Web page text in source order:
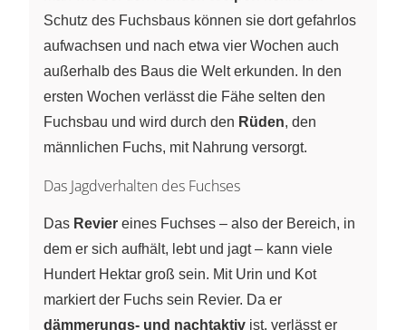
Schutz des Fuchsbaus können sie dort gefahrlos
aufwachsen und nach etwa vier Wochen auch
außerhalb des Baus die Welt erkunden. In den
ersten Wochen verlässt die Fähe selten den
Fuchsbau und wird durch den Rüden, den
männlichen Fuchs, mit Nahrung versorgt.
Das Jagdverhalten des Fuchses
Das Revier eines Fuchses – also der Bereich, in
dem er sich aufhält, lebt und jagt – kann viele
Hundert Hektar groß sein. Mit Urin und Kot
markiert der Fuchs sein Revier. Da er
dämmerungs- und nachtaktiv ist, verlässt er